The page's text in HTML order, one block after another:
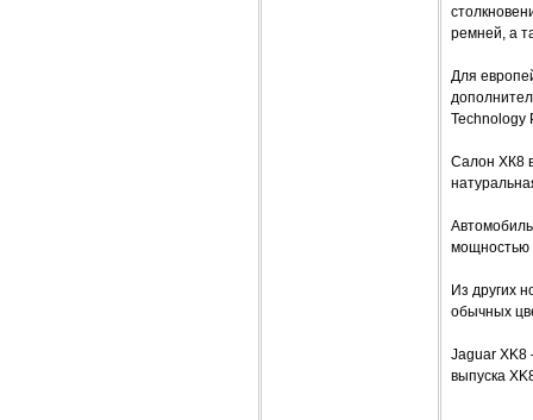
ремней, а
Для
Technology
Салон ХК8
мощностью
Из других
обычных
Jaguar XK8
выпуска